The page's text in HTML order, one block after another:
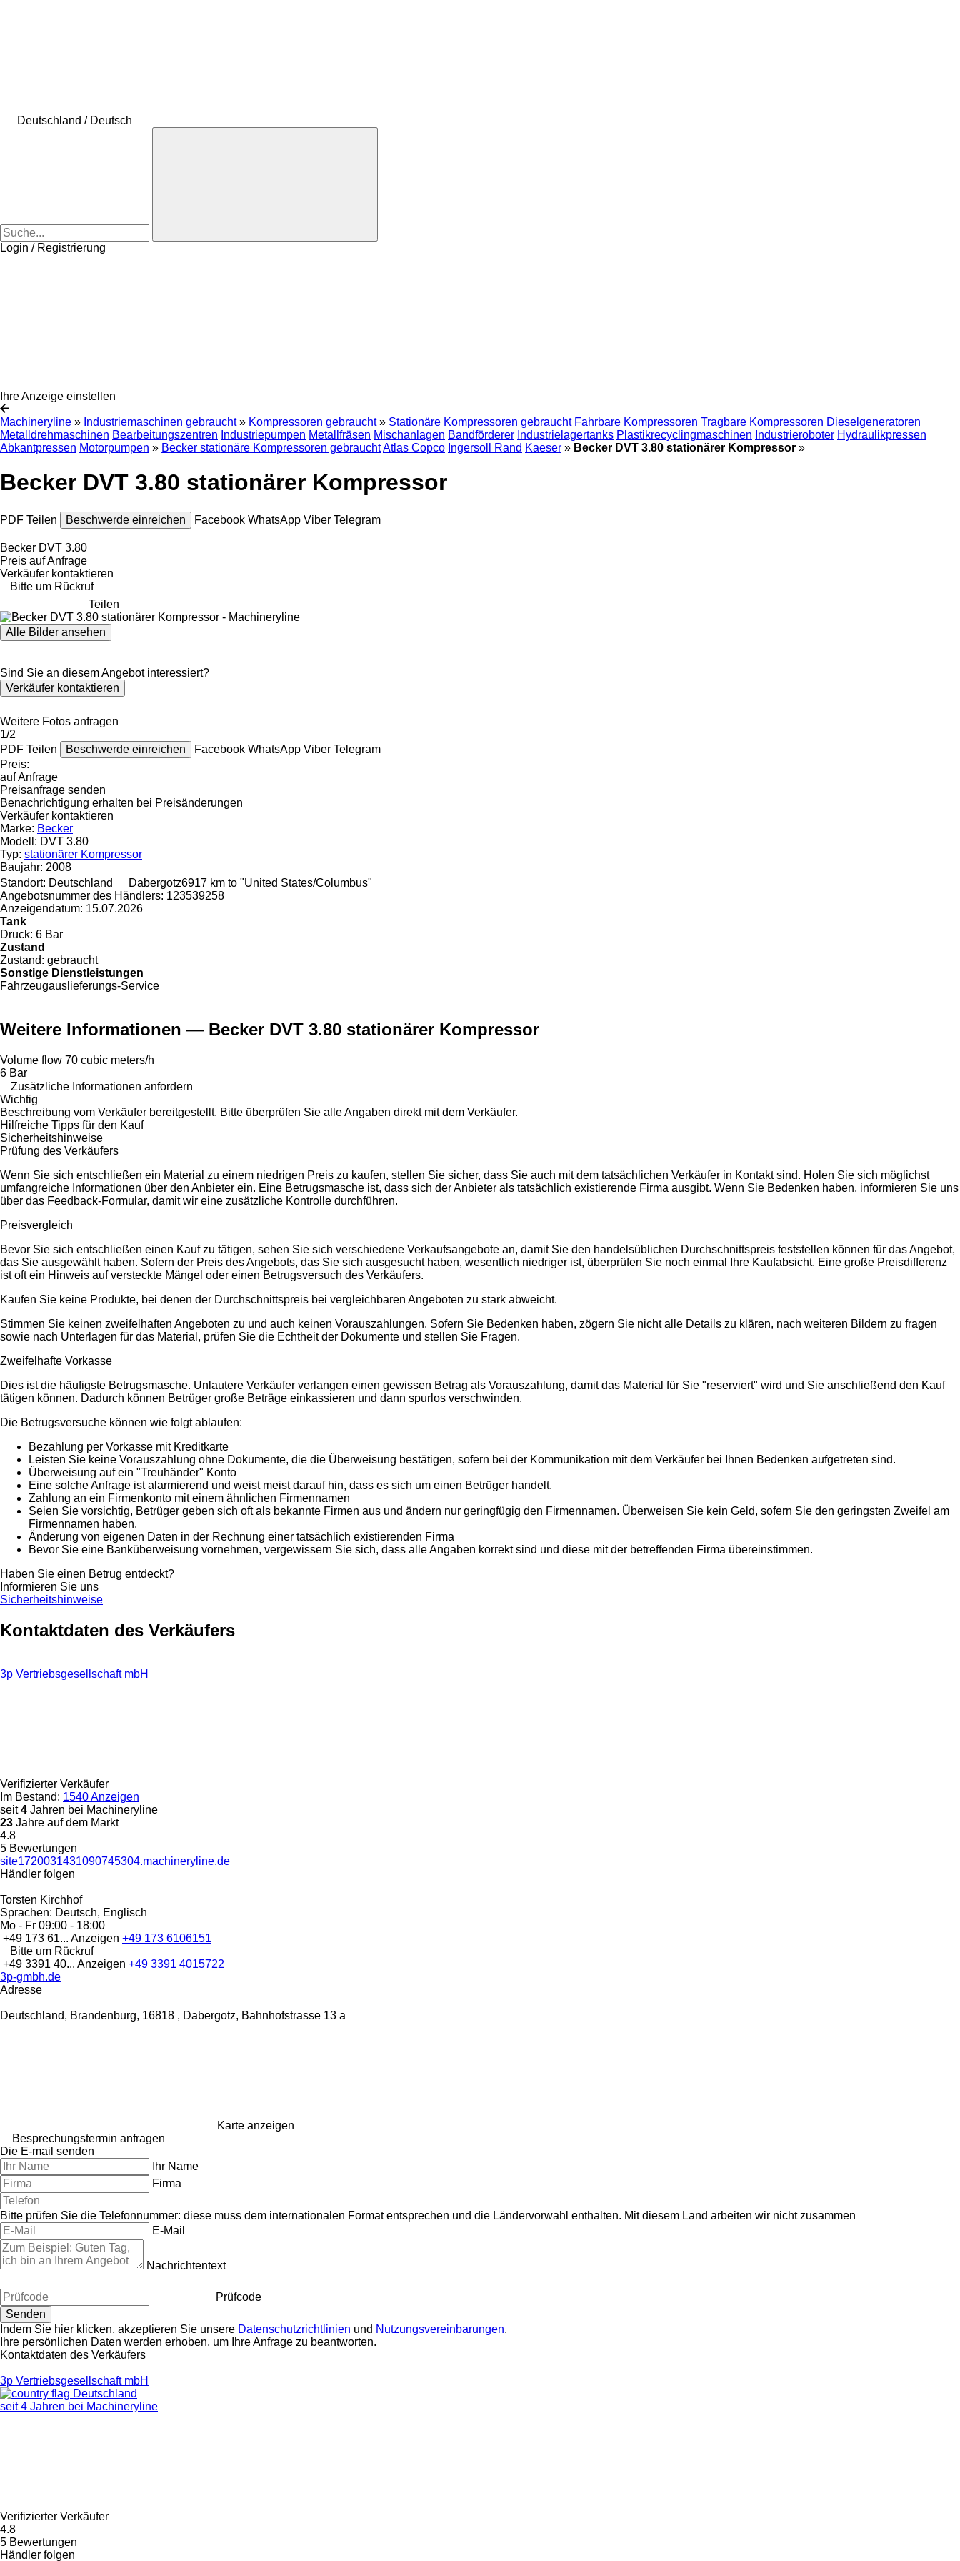
Deutschland / Deutsch
Login / Registrierung
Ihre Anzeige einstellen
Machineryline » Industriemaschinen gebraucht » Kompressoren gebraucht » Stationäre Kompressoren gebraucht Fahrbare Kompressoren Tragbare Kompressoren Dieselgeneratoren
Metalldrehmaschinen Bearbeitungszentren Industriepumpen Metallfräsen Mischanlagen Bandförderer Industrielagertanks Plastikrecyclingmaschinen Industrieroboter Hydraulikpressen
Abkantpressen Motorpumpen » Becker stationäre Kompressoren gebrauchtAtlas Copco Ingersoll Rand Kaeser » Becker DVT 3.80 stationärer Kompressor »
Becker DVT 3.80 stationärer Kompressor
PDF Teilen Beschwerde einreichen Facebook WhatsApp Viber Telegram
Becker DVT 3.80
Preis auf Anfrage
Verkäufer kontaktieren
Bitte um Rückruf
Teilen
Alle Bilder ansehen
Sind Sie an diesem Angebot interessiert?
Verkäufer kontaktieren
Weitere Fotos anfragen
1/2
PDF Teilen Beschwerde einreichen Facebook WhatsApp Viber Telegram
Preis:
auf Anfrage
Preisanfrage senden
Benachrichtigung erhalten bei Preisänderungen
Verkäufer kontaktieren
Marke: Becker
Modell: DVT 3.80
Typ: stationärer Kompressor
Baujahr: 2008
Standort: Deutschland Dabergotz6917 km to "United States/Columbus"
Angebotsnummer des Händlers: 123539258
Anzeigendatum: 15.07.2026
Tank
Druck: 6 Bar
Zustand
Zustand: gebraucht
Sonstige Dienstleistungen
Fahrzeugauslieferungs-Service
Weitere Informationen — Becker DVT 3.80 stationärer Kompressor
Volume flow 70 cubic meters/h
6 Bar
Zusätzliche Informationen anfordern
Wichtig
Beschreibung vom Verkäufer bereitgestellt. Bitte überprüfen Sie alle Angaben direkt mit dem Verkäufer.
Hilfreiche Tipps für den Kauf
Sicherheitshinweise
Prüfung des Verkäufers
Wenn Sie sich entschließen ein Material zu einem niedrigen Preis zu kaufen, stellen Sie sicher, dass Sie auch mit dem tatsächlichen Verkäufer in Kontakt sind. Holen Sie sich möglichst
umfangreiche Informationen über den Anbieter ein. Eine Betrugsmasche ist, dass sich der Anbieter als tatsächlich existierende Firma ausgibt. Wenn Sie Bedenken haben, informieren Sie uns
über das Feedback-Formular, damit wir eine zusätzliche Kontrolle durchführen.
Preisvergleich
Bevor Sie sich entschließen einen Kauf zu tätigen, sehen Sie sich verschiedene Verkaufsangebote an, damit Sie den handelsüblichen Durchschnittspreis feststellen können für das Angebot,
das Sie ausgewählt haben. Sofern der Preis des Angebots, das Sie sich ausgesucht haben, wesentlich niedriger ist, überprüfen Sie noch einmal Ihre Kaufabsicht. Eine große Preisdifferenz
ist oft ein Hinweis auf versteckte Mängel oder einen Betrugsversuch des Verkäufers.
Kaufen Sie keine Produkte, bei denen der Durchschnittspreis bei vergleichbaren Angeboten zu stark abweicht.
Stimmen Sie keinen zweifelhaften Angeboten zu und auch keinen Vorauszahlungen. Sofern Sie Bedenken haben, zögern Sie nicht alle Details zu klären, nach weiteren Bildern zu fragen
sowie nach Unterlagen für das Material, prüfen Sie die Echtheit der Dokumente und stellen Sie Fragen.
Zweifelhafte Vorkasse
Dies ist die häufigste Betrugsmasche. Unlautere Verkäufer verlangen einen gewissen Betrag als Vorauszahlung, damit das Material für Sie "reserviert" wird und Sie anschließend den Kauf
tätigen können. Dadurch können Betrüger große Beträge einkassieren und dann spurlos verschwinden.
Die Betrugsversuche können wie folgt ablaufen:
Bezahlung per Vorkasse mit Kreditkarte
Leisten Sie keine Vorauszahlung ohne Dokumente, die die Überweisung bestätigen, sofern bei der Kommunikation mit dem Verkäufer bei Ihnen Bedenken aufgetreten sind.
Überweisung auf ein "Treuhänder" Konto
Eine solche Anfrage ist alarmierend und weist meist darauf hin, dass es sich um einen Betrüger handelt.
Zahlung an ein Firmenkonto mit einem ähnlichen Firmennamen
Seien Sie vorsichtig, Betrüger geben sich oft als bekannte Firmen aus und ändern nur geringfügig den Firmennamen. Überweisen Sie kein Geld, sofern Sie den geringsten Zweifel am
Firmennamen haben.
Änderung von eigenen Daten in der Rechnung einer tatsächlich existierenden Firma
Bevor Sie eine Banküberweisung vornehmen, vergewissern Sie sich, dass alle Angaben korrekt sind und diese mit der betreffenden Firma übereinstimmen.
Haben Sie einen Betrug entdeckt?
Informieren Sie uns
Sicherheitshinweise
Kontaktdaten des Verkäufers
3p Vertriebsgesellschaft mbH
Verifizierter Verkäufer
Im Bestand: 1540 Anzeigen
seit4 Jahren bei Machineryline
23 Jahre auf dem Markt
4.8
5 Bewertungen
site1720031431090745304.machineryline.de
Händler folgen
Torsten Kirchhof
Sprachen: Deutsch, Englisch
Mo - Fr 09:00 - 18:00
+49 173 61... Anzeigen +49 173 6106151
Bitte um Rückruf
+49 3391 40... Anzeigen +49 3391 4015722
3p-gmbh.de
Adresse
Deutschland, Brandenburg, 16818 , Dabergotz, Bahnhofstrasse 13 a
Karte anzeigen
Besprechungstermin anfragen
Die E-mail senden
Ihr Name
Firma
Bitte prüfen Sie die Telefonnummer: diese muss dem internationalen Format entsprechen und die Ländervorwahl enthalten. Mit diesem Land arbeiten wir nicht zusammen
E-Mail
Nachrichtentext
Prüfcode
Indem Sie hier klicken, akzeptieren Sie unsere Datenschutzrichtlinien und Nutzungsvereinbarungen.
Ihre persönlichen Daten werden erhoben, um Ihre Anfrage zu beantworten.
Kontaktdaten des Verkäufers
3p Vertriebsgesellschaft mbH
Deutschland
seit 4 Jahren bei Machineryline
Verifizierter Verkäufer
4.8
5 Bewertungen
Händler folgen